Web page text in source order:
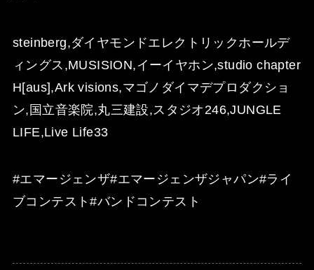
steinberg,ダイヤモンドエレクトリックホールデ
ィングス,MUSISION,イーイヤホン,studio chapter
H[aus],Ark visions,マゴノダイマデプロダクショ
ン,国立音楽院,丸三建設,スタジオ246,JUNGLE
LIFE,Live Life33
#エマージェンザ#エマージェンザジャパン#ライ
ブコンテスト#バンド コンテスト